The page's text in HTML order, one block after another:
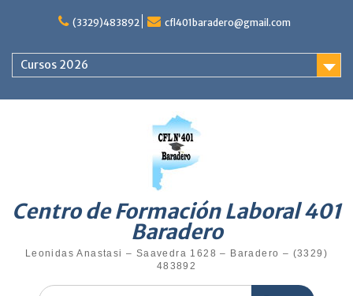
(3329)483892 cfl401baradero@gmail.com
Cursos 2026
Centro de Formación Laboral 401
Baradero
Leonidas Anastasi – Saavedra 1628 – Baradero – (3329)
483892